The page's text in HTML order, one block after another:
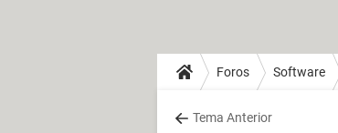
Foros Software
Tema Anterior